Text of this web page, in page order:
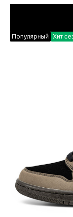
Популярный Хит